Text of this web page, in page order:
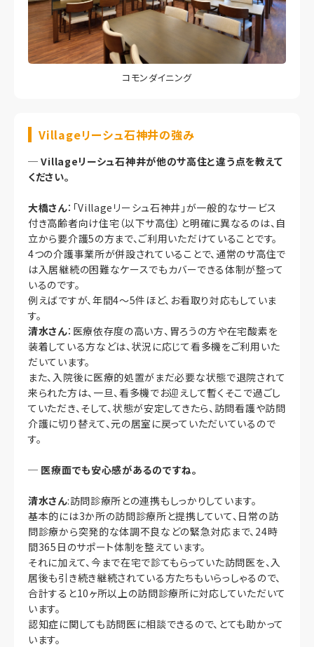
コモンダイニング
Villageリーシュ石神井の強み
─Villageリーシュ石神井が他のサ高住と違う点を教えて
ください。
大橋さん：「Villageリーシュ石神井」が一般的なサービス
付き高齢者向け住宅（以下サ高住）と明確に異なるのは、自
立から要介護5の方まで、ご利用いただけていることです。
4つの介護事業所が併設されていることで、通常のサ高住で
は入居継続の困難なケースでもカバーできる体制が整って
いるのです。
例えばですが、年間4～5件ほど、お看取り対応もしていま
す。
清水さん：医療依存度の高い方、胃ろうの方や在宅酸素を
装着している方などは、状況に応じて看多機をご利用いた
だいています。
また、入院後に医療的処置がまだ必要な状態で退院されて
来られた方は、一旦、看多機でお迎えして暫くそこで過ごし
ていただき、そして、状態が安定してきたら、訪問看護や訪問
介護に切り替えて、元の居室に戻っていただいているので
す。
─ 医療面でも安心感があるのですね。
清水さん:訪問診療所との連携もしっかりしています。
基本的には3か所の訪問診療所と提携していて、日常の訪
問診療から突発的な体調不良などの緊急対応まで、24時
間365日のサポート体制を整えています。
それに加えて、今まで在宅で診てもらっていた訪問医を、入
居後も引き続き継続されている方たちもいらっしゃるので、
合計すると10ヶ所以上の訪問診療所に対応していただいて
います。
認知症に関しても訪問医に相談できるので、とても助かって
います。